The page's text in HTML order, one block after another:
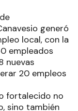
generó
local, con la
empleados
nuevas
20 empleos
fortalecido no
sino también